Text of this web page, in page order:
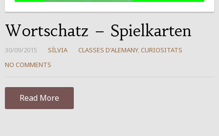
Wortschatz – Spielkarten
30/09/2015 SÍLVIA CLASSES D'ALEMANY, CURIOSITATS
NO COMMENTS
Read More